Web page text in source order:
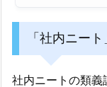
「社内ニー
社内ニートの類義